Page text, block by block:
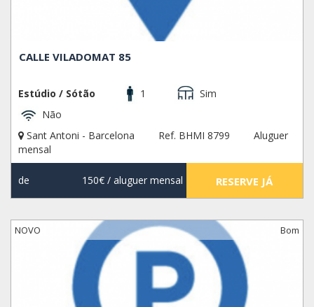
CALLE VILADOMAT 85
Estúdio / Sótão 1
Sim
Não
Sant Antoni - Barcelona
Ref. BHMI 8799
Aluguer
mensal
de 150€/ aluguer mensal RESERVE JÁ
NOVO Bom